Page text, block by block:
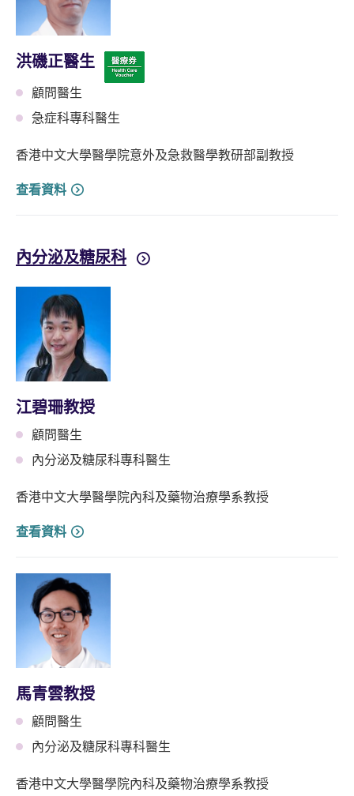
洪磯正醫生
顧問醫生
急症科專科醫生
香港中文大學醫學院意外及急救醫學教研部副教授
查看資料
內分泌及糖尿科
江碧珊教授
顧問醫生
內分泌及糖尿科專科醫生
香港中文大學醫學院內科及藥物治療學系教授
查看資料
馬青雲教授
顧問醫生
內分泌及糖尿科專科醫生
香港中文大學醫學院內科及藥物治療學系教授